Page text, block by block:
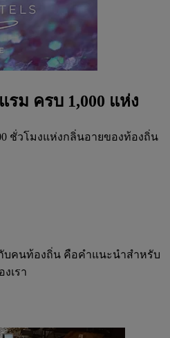
รม ครบ 1,000 แห่ง
ชั่วโมงแห่งกลิ่นอายของท้องถิ่น
บคนท้องถิ่น คือคำแนะนำสำหรับ
เรา